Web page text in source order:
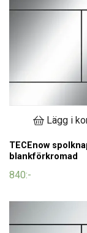
Lägg i
TECEnow
blankförkromad
840:-